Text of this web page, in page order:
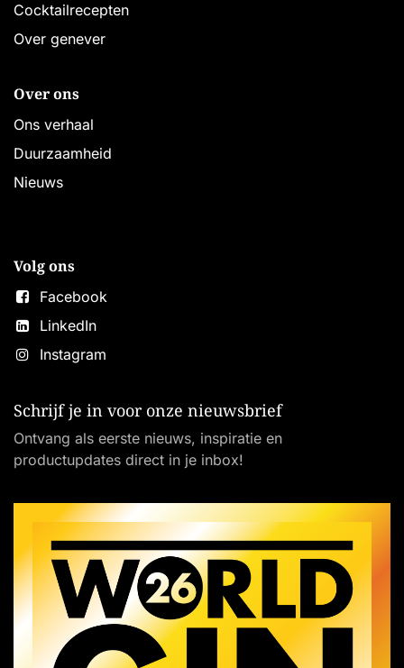
Cocktailrecepten
Over genever
Over ons
Ons verhaal
Duurzaamheid
Nieuws
Volg ons
Facebook
LinkedIn
Instagram
Schrijf je in voor onze nieuwsbrief
Ontvang als eerste nieuws, inspiratie en
productupdates direct in je inbox!